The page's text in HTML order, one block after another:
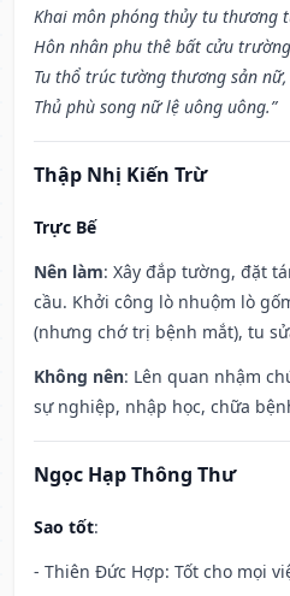
Khai môn phóng thủy tu thương
Hôn nhân phu thê bất cửu
Tu thổ trúc tường thương sản nữ,
Thủ phù song nữ lệ uông uông.”
Thập Nhị Kiến Trừ
Trực Bế
Nên làm: Xây đắp tường, đặt
cầu. Khởi công lò nhuộm lò
(nhưng chớ trị bệnh mắt), tu
Không nên: Lên quan nhậm
sự nghiệp, nhập học, chữa
Ngọc Hạp Thông Thư
Sao tốt:
- Thiên Đức Hợp: Tốt cho mọi